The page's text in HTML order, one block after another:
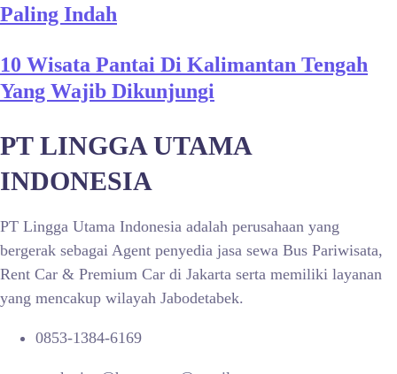
Paling Indah
10 Wisata Pantai Di Kalimantan Tengah
Yang Wajib Dikunjungi
PT LINGGA UTAMA
INDONESIA
PT Lingga Utama Indonesia adalah perusahaan yang
bergerak sebagai Agent penyedia jasa sewa Bus Pariwisata,
Rent Car & Premium Car di Jakarta serta memiliki layanan
yang mencakup wilayah Jabodetabek.
0853-1384-6169